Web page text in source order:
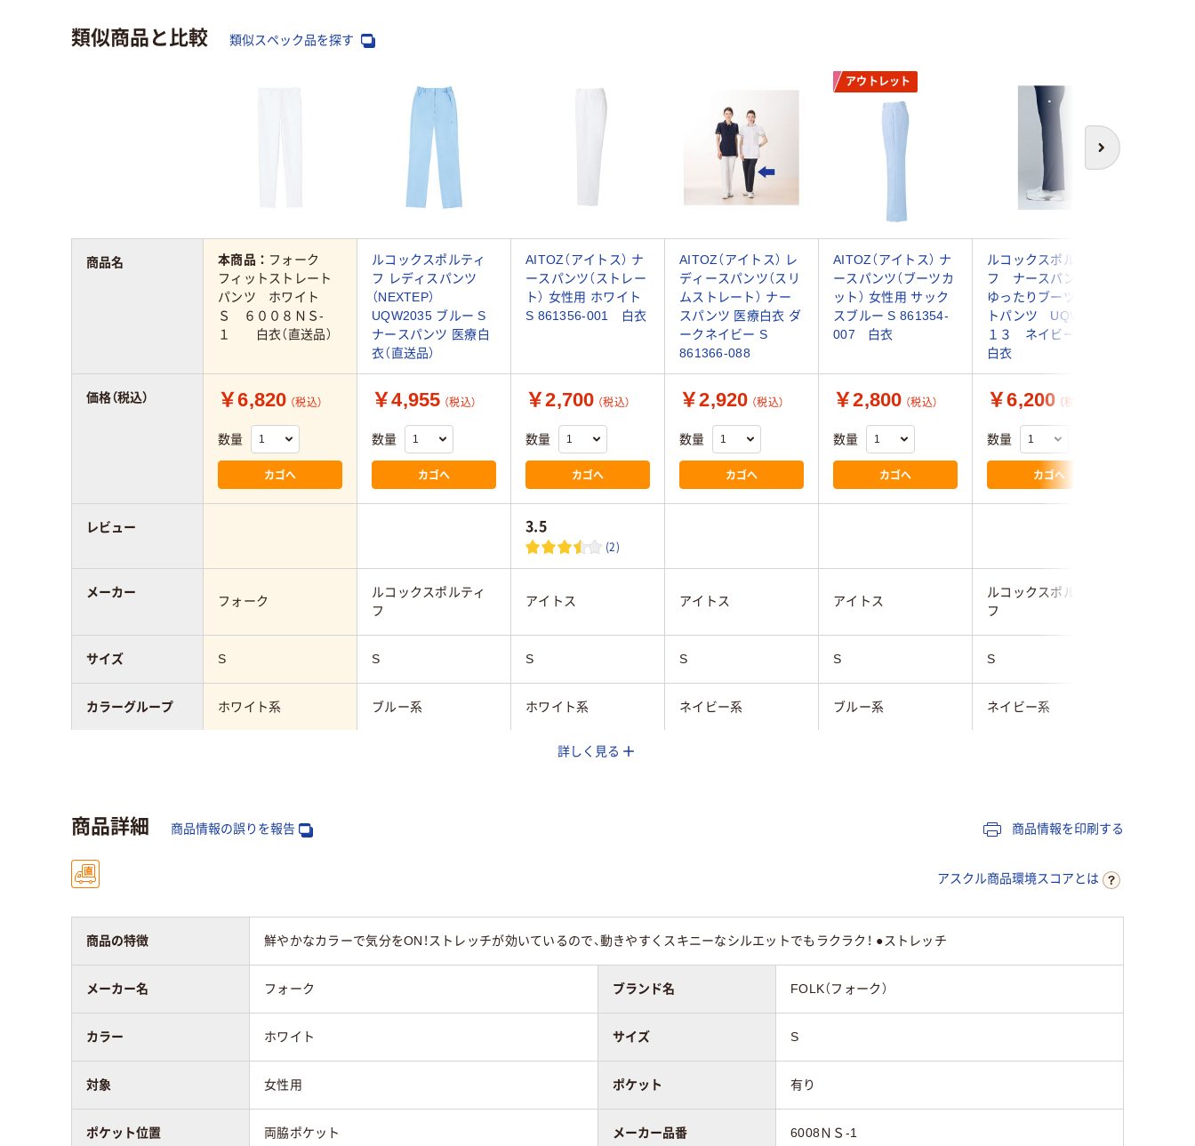
類似商品と比較 類似スペック品を探す
次へ
アウトレット
本商品： フォーク
フィットストレート
パンツ ホワイト
Ｓ ６００８ＮＳ‐
１ 白衣（直送品）
ルコックスポルティ
フ レディスパンツ
（NEXTEP）
UQW2035 ブルー S
ナースパンツ 医療白
衣（直送品）
AITOZ（アイトス） ナ
ースパンツ（ストレー
ト） 女性用 ホワイト
S 861356-001 白衣
AITOZ（アイトス） レ
ディースパンツ（スリ
ムストレート） ナー
スパンツ 医療白衣 ダ
ークネイビー S
861366-088
AITOZ（アイトス） ナ
ースパンツ（ブーツカ
ット） 女性用 サック
スブルー S 861354-
007 白衣
ルコックスポルティ
フ ナースパンツ
ゆったりブーツカッ
トパンツ UQW２０
１３ ネイビー S
白衣
￥6,820 （税込）
数量
カゴへ
￥4,955 （税込）
数量
カゴへ
￥2,700 （税込）
数量
カゴへ
￥2,920 （税込）
数量
カゴへ
￥2,800 （税込）
数量
カゴへ
￥6,200 （税込）
数量
カゴへ
3.5
(2)
フォーク
ルコックスポルティ
フ
アイトス アイトス アイトス
ルコックスポルティ
フ
S S S S S S
ホワイト系 ブルー系 ホワイト系 ネイビー系 ブルー系 ネイビー系
女性用
ポリエステル100％
ト（ポリエステル
100%）
商品名
価格（税込）
レビュー
メーカー
サイズ
カラーグループ
詳しく見る
商品詳細 商品情報の誤りを報告 商品情報を印刷する
アスクル商品環境スコアとは
商品の特徴 鮮やかなカラーで気分をON！ストレッチが効いているので、動きやすくスキニーなシルエットでもラクラク！ ●ストレッチ
メーカー名 フォーク ブランド名 FOLK（フォーク）
カラー ホワイト サイズ S
対象 女性用 ポケット 有り
ポケット位置 両脇ポケット メーカー品番 6008ＮＳ-1